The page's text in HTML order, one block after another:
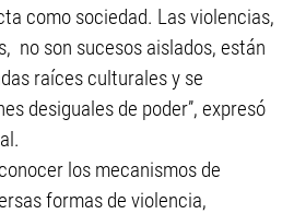
como sociedad. Las violencias,
no son sucesos aislados, están
raíces culturales y se
desiguales de poder”, expresó
los mecanismos de
formas de violencia,